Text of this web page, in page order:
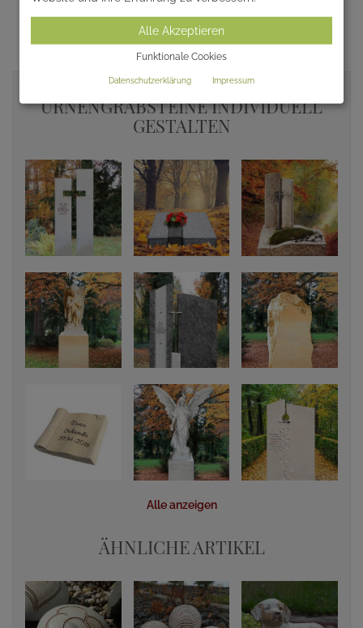
bis 60 Kilogramm - 3000 ml
URNENGRABSTEINE INDIVIDUELL
GESTALTEN
Alle anzeigen
ÄHNLICHE ARTIKEL
Alle Akzeptieren
Funktionale Cookies
Datenschutzerklärung Impressum